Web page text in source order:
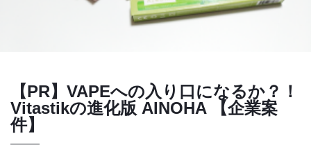
【PR】VAPEへの入り口になるか？！
Vitastikの進化版 AINOHA 【企業案
件】